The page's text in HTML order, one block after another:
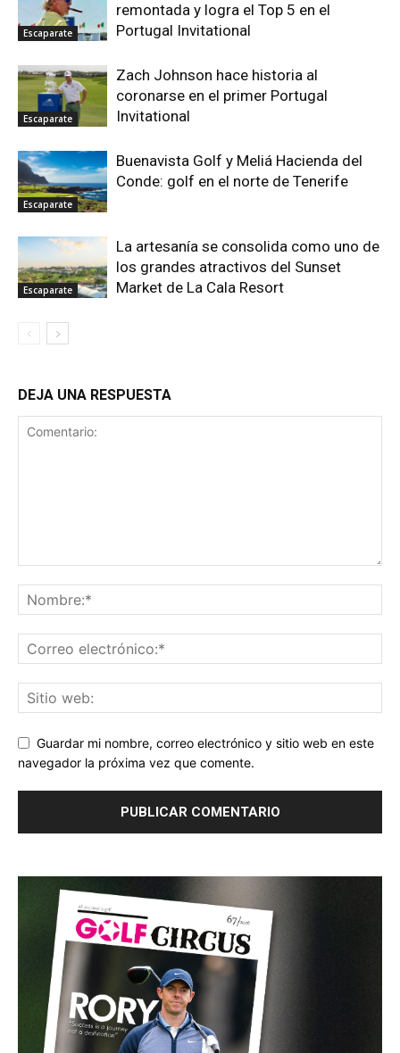
Escaparate
remontada y logra el Top 5 en el
Portugal Invitational
Escaparate
Zach Johnson hace historia al
coronarse en el primer Portugal
Invitational
Escaparate
Buenavista Golf y Meliá Hacienda del
Conde: golf en el norte de Tenerife
Escaparate
La artesanía se consolida como uno de
los grandes atractivos del Sunset
Market de La Cala Resort
DEJA UNA RESPUESTA
Guardar mi nombre, correo electrónico y sitio web en este
navegador la próxima vez que comente.